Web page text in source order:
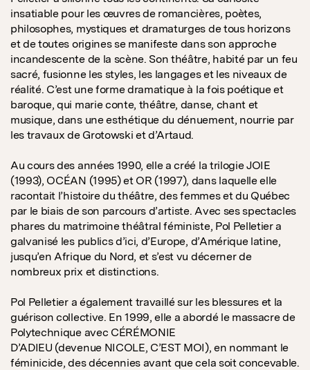
insatiable pour les œuvres de romancières, poètes,
philosophes, mystiques et dramaturges de tous horizons
et de toutes origines se manifeste dans son approche
incandescente de la scène. Son théâtre, habité par un feu
sacré, fusionne les styles, les langages et les niveaux de
réalité. C’est une forme dramatique à la fois poétique et
baroque, qui marie conte, théâtre, danse, chant et
musique, dans une esthétique du dénuement, nourrie par
les travaux de Grotowski et d’Artaud.
Au cours des années 1990, elle a créé la trilogie JOIE
(1993), OCÉAN (1995) et OR (1997), dans laquelle elle
racontait l’histoire du théâtre, des femmes et du Québec
par le biais de son parcours d’artiste. Avec ses spectacles
phares du matrimoine théâtral féministe, Pol Pelletier a
galvanisé les publics d’ici, d’Europe, d’Amérique latine,
jusqu’en Afrique du Nord, et s’est vu décerner de
nombreux prix et distinctions.
Pol Pelletier a également travaillé sur les blessures et la
guérison collective. En 1999, elle a abordé le massacre de
Polytechnique avec CÉRÉMONIE
D’ADIEU (devenue NICOLE, C’EST MOI), en nommant le
féminicide, des décennies avant que cela soit concevable.